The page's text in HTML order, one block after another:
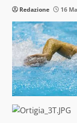
Redazione 16